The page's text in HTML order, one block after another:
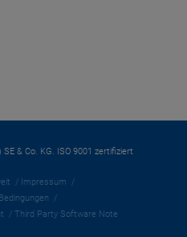
& Co. KG. ISO 9001 zertifiziert
Impressum
Third Party Software Note